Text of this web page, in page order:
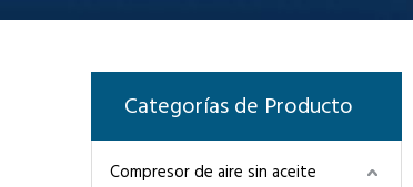
Categorías de Producto
Compresor de aire sin aceite